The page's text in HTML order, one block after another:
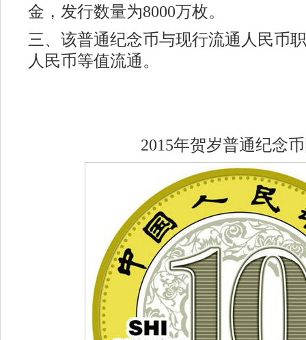
金，发行数量为8000万枚。
三、该普通纪念币与现行流通人民币
人民币等值流通。
2015年贺岁普通纪念